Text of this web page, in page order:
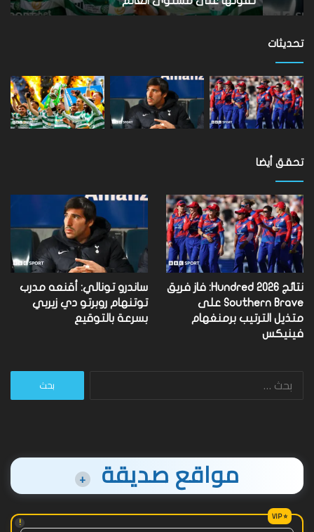
تفوتها
مستوى
العالم
تحديثات
تحقق أيضا
نتائج Hundred 2026: فاز فريق
Southern Brave على
متذيل الترتيب برمنغهام
فينيكس
ساندرو تونالي: أقنعه مدرب
توتنهام روبرتو دي زيربي
بسرعة بالتوقيع
البحث
مواقع صديقة +
!